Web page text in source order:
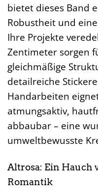
bietet dieses Band
Robustheit und
Ihre Projekte
Zentimeter sorgen
gleichmäßige
detailreiche
Handarbeiten
atmungsaktiv,
abbaubar – eine
umweltbewusste
Altrosa: Ein Hauch
Romantik